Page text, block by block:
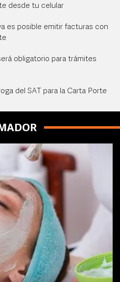
desde tu celular
es posible emitir facturas con
obligatorio para trámites
del SAT para la Carta Porte